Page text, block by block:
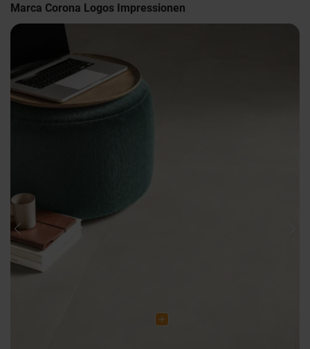
Marca Corona Logos Impressionen
Previous